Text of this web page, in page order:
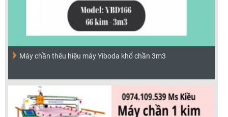
Máy chần thêu hiệu máy Yiboda khổ chần 3m3